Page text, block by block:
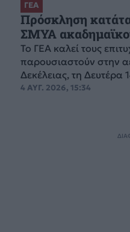
ΓΕΑ
Πρόσκληση
ΣΜΥΑ
Το ΓΕΑ καλεί τους
παρουσιαστούν στην
Δεκέλειας, τη Δευτέρα
4 ΑΥΓ. 2026, 15:34